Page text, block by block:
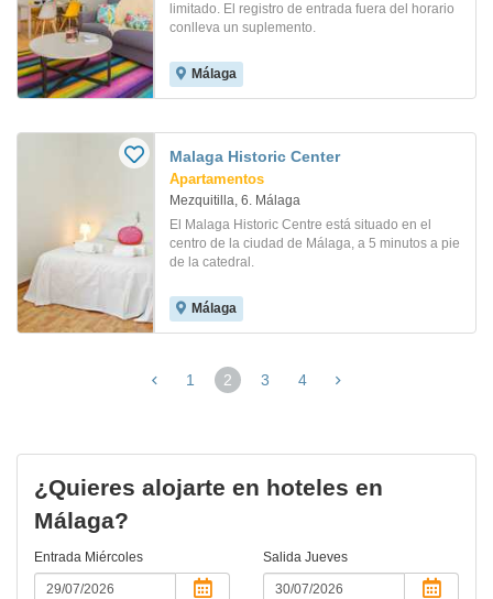
limitado. El registro de entrada fuera del horario
conlleva un suplemento.
Málaga
Malaga Historic Center
Apartamentos
Mezquitilla, 6. Málaga
El Malaga Historic Centre está situado en el
centro de la ciudad de Málaga, a 5 minutos a pie
de la catedral.
Málaga
1 2
(página
3 4
¿Quieres alojarte en hoteles en
Málaga?
Entrada Miércoles Salida Jueves